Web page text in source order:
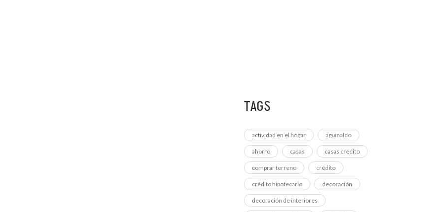
TAGS
actividad en el hogar aguinaldo
ahorro casas casas crédito
comprar terreno crédito
crédito hipotecario decoración
decoración de interiores